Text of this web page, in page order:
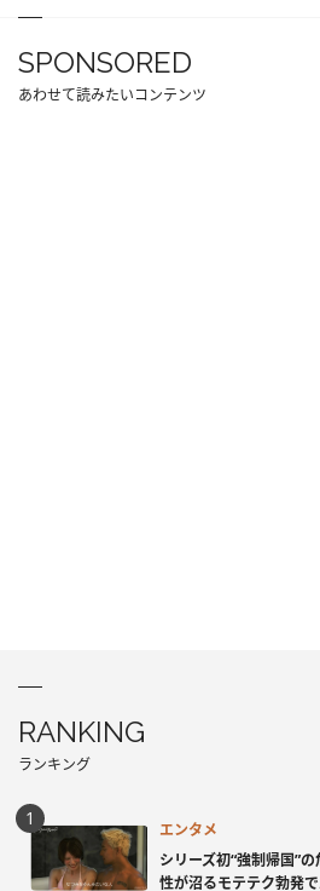
SPONSORED
あわせて読みたいコンテンツ
RANKING
ランキング
エンタメ
シリーズ初“強制帰国”
性が沼るモテテク勃発